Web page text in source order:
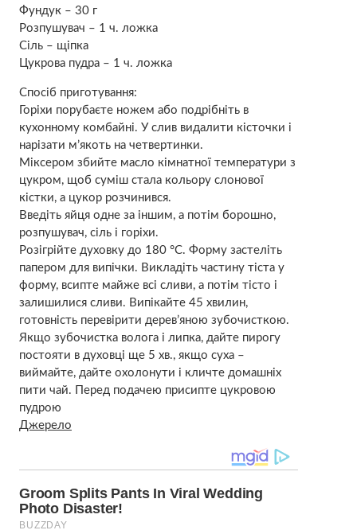
Фундук – 30 г
Розпушувач – 1 ч. ложка
Сіль – щіпка
Цукрова пудра – 1 ч. ложка
Спосіб приготування:
Горіхи порубаєте ножем або подрібніть в
кухонному комбайні. У слив видалити кісточки і
нарізати м’якоть на четвертинки.
Міксером збийте масло кімнатної температури з
цукром, щоб суміш стала кольору слонової
кістки, а цукор розчинився.
Введіть яйця одне за іншим, а потім борошно,
розпушувач, сіль і горіхи.
Розігрійте духовку до 180 °С. Форму застеліть
папером для випічки. Викладіть частину тіста у
форму, всипте майже всі сливи, а потім тісто і
залишилися сливи. Випікайте 45 хвилин,
готовність перевірити дерев’яною зубочисткою.
Якщо зубочистка волога і липка, дайте пирогу
постояти в духовці ще 5 хв., якщо суха –
виймайте, дайте охолонути і кличте домашніх
пити чай. Перед подачею присипте цукровою
пудрою
Джерело